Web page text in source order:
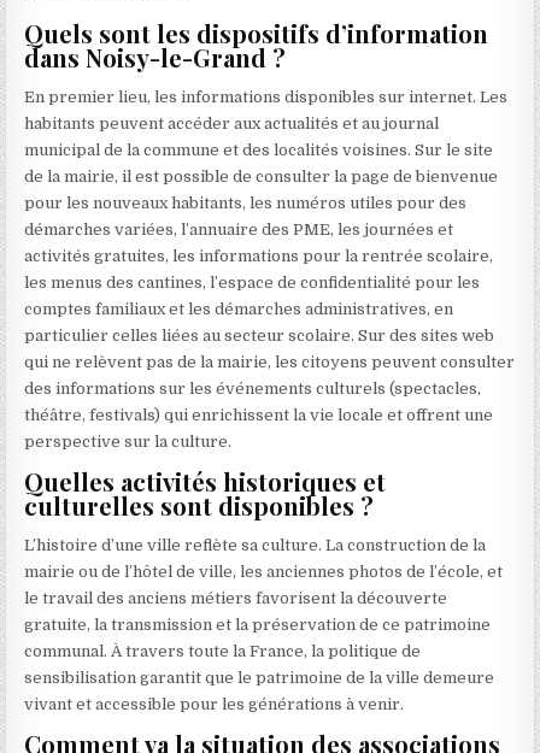
Quels sont les dispositifs d’information
dans Noisy-le-Grand ?
En premier lieu, les informations disponibles sur internet. Les
habitants peuvent accéder aux actualités et au journal
municipal de la commune et des localités voisines. Sur le site
de la mairie, il est possible de consulter la page de bienvenue
pour les nouveaux habitants, les numéros utiles pour des
démarches variées, l’annuaire des PME, les journées et
activités gratuites, les informations pour la rentrée scolaire,
les menus des cantines, l’espace de confidentialité pour les
comptes familiaux et les démarches administratives, en
particulier celles liées au secteur scolaire. Sur des sites web
qui ne relèvent pas de la mairie, les citoyens peuvent consulter
des informations sur les événements culturels (spectacles,
théâtre, festivals) qui enrichissent la vie locale et offrent une
perspective sur la culture.
Quelles activités historiques et
culturelles sont disponibles ?
L’histoire d’une ville reflète sa culture. La construction de la
mairie ou de l’hôtel de ville, les anciennes photos de l’école, et
le travail des anciens métiers favorisent la découverte
gratuite, la transmission et la préservation de ce patrimoine
communal. À travers toute la France, la politique de
sensibilisation garantit que le patrimoine de la ville demeure
vivant et accessible pour les générations à venir.
Comment va la situation des associations